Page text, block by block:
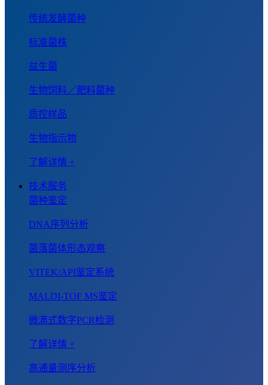
传统发酵菌种
标准菌株
益生菌
生物饲料／肥料菌种
质控样品
生物指示物
了解详情 +
技术服务
菌种鉴定
DNA序列分析
菌落菌体形态观察
VITEK/API鉴定系统
MALDI-TOF MS鉴定
微滴式数字PCR检测
了解详情 +
高通量测序分析